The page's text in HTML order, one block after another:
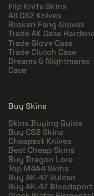
Flip Knife Skins
All CS2 Knives
Broken Fang Gloves
Trade AK Case
Trade Glove Case
Trade Clutch Case
Dreams & Nightmares
Case
Buy Skins
Skins Buying Guide
Buy CS2 Skins
Cheapest Knives
Best Cheap Skins
Buy Dragon Lore
Top M4A4 Skins
Buy AK-47 Vulcan
Buy AK-47 Bloodsport